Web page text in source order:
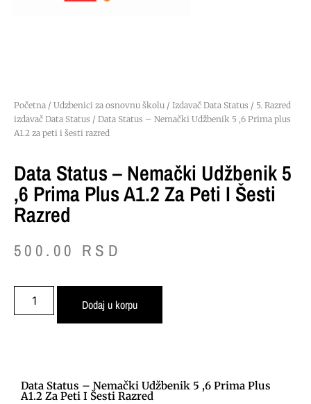
Početna / Udzbenici za osnovnu školu / Izdavač Data Status / 5. Razred
izdavač Data Status / Data Status – Nemački Udžbenik 5 ,6 Prima plus
A1.2 za peti i šesti razred
Data Status – Nemački Udžbenik 5
,6 Prima Plus A1.2 Za Peti I Šesti
Razred
500.00 RSD
Dodaj u korpu
Data Status – Nemački Udžbenik 5 ,6 Prima Plus
A1.2 Za Peti I Šesti Razred